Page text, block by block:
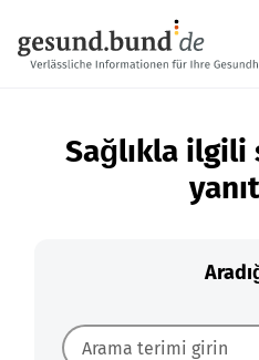
Sağlıkla ilgili